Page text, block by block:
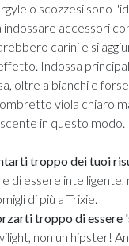
o scozzesi sono
indossare accessori
carini e si
Indossa
oltre a bianchi e
viola chiaro
in questo
troppo dei tuoi
di essere intelligente,
di più a Trixie.
troppo di essere
non un hipster!